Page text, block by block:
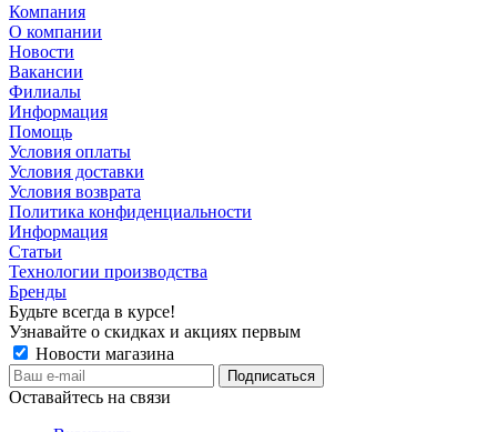
Компания
О компании
Новости
Вакансии
Филиалы
Информация
Помощь
Условия оплаты
Условия доставки
Условия возврата
Политика конфиденциальности
Информация
Статьи
Технологии производства
Бренды
Будьте всегда в курсе!
Узнавайте о скидках и акциях первым
Новости магазина
Оставайтесь на связи